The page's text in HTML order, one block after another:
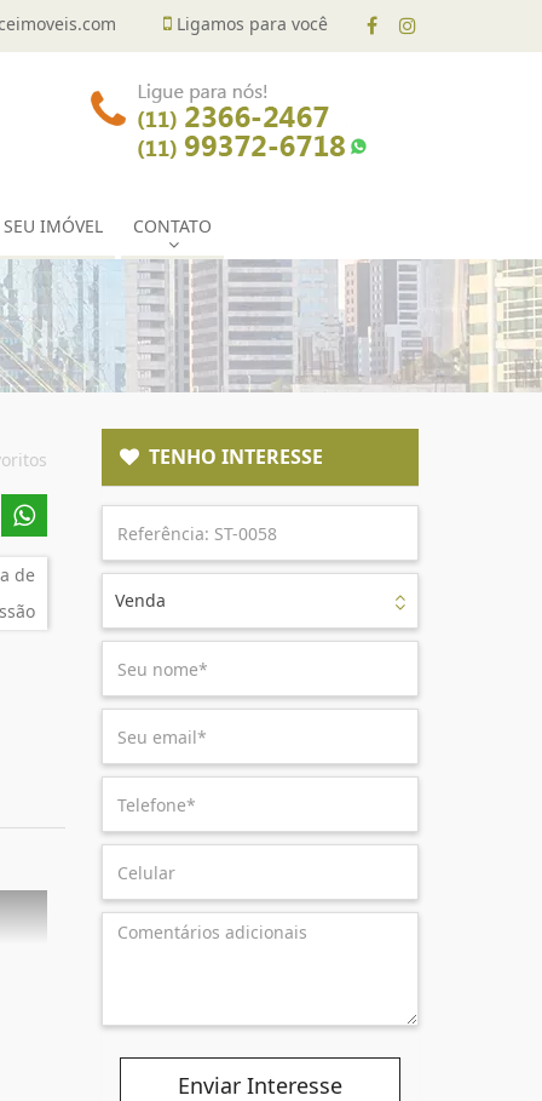
Ligamos para você
IMÓVEL CONTATO
de
TENHO INTERESSE
Venda
Enviar Interesse